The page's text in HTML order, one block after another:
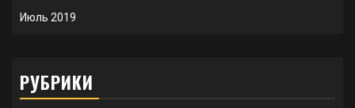
Июль 2019
РУБРИКИ